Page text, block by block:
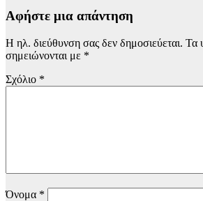
Αφήστε μια απάντηση
Η ηλ. διεύθυνση σας δεν δημοσιεύεται. Τα
σημειώνονται με *
Σχόλιο *
Όνομα *